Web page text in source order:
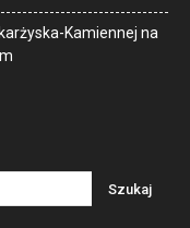
Kamiennej na